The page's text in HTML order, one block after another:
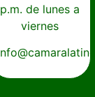
p.m. de lunes a
viernes